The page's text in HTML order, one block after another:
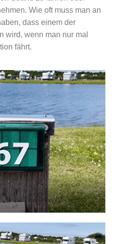
Wie oft muss man an
dass einem der
wird, wenn man nur mal
fährt.